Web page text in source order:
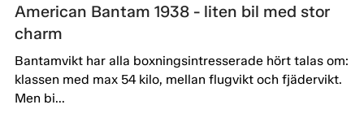
American Bantam 1938 - liten bil med stor
charm
Bantamvikt har alla boxningsintresserade hört talas om:
klassen med max 54 kilo, mellan flugvikt och fjädervikt.
Men bi...